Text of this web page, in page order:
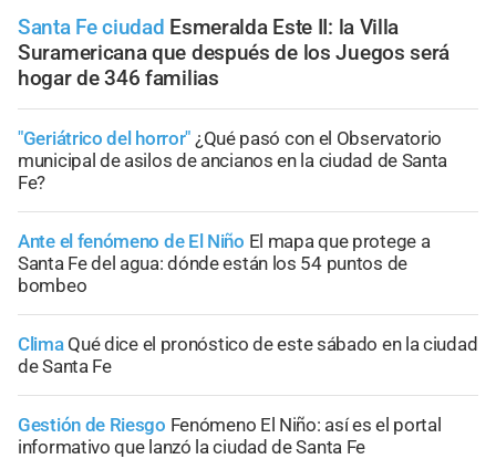
Santa Fe ciudad Esmeralda Este II: la Villa
Suramericana que después de los Juegos será
hogar de 346 familias
"Geriátrico del horror" ¿Qué pasó con el Observatorio
municipal de asilos de ancianos en la ciudad de Santa
Fe?
Ante el fenómeno de El Niño El mapa que protege a
Santa Fe del agua: dónde están los 54 puntos de
bombeo
Clima Qué dice el pronóstico de este sábado en la ciudad
de Santa Fe
Gestión de Riesgo Fenómeno El Niño: así es el portal
informativo que lanzó la ciudad de Santa Fe